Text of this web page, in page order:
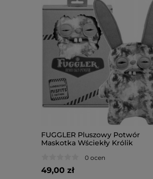
FUGGLER Pluszowy Potwór
Maskotka Wściekły Królik
0 ocen
49,00 zł